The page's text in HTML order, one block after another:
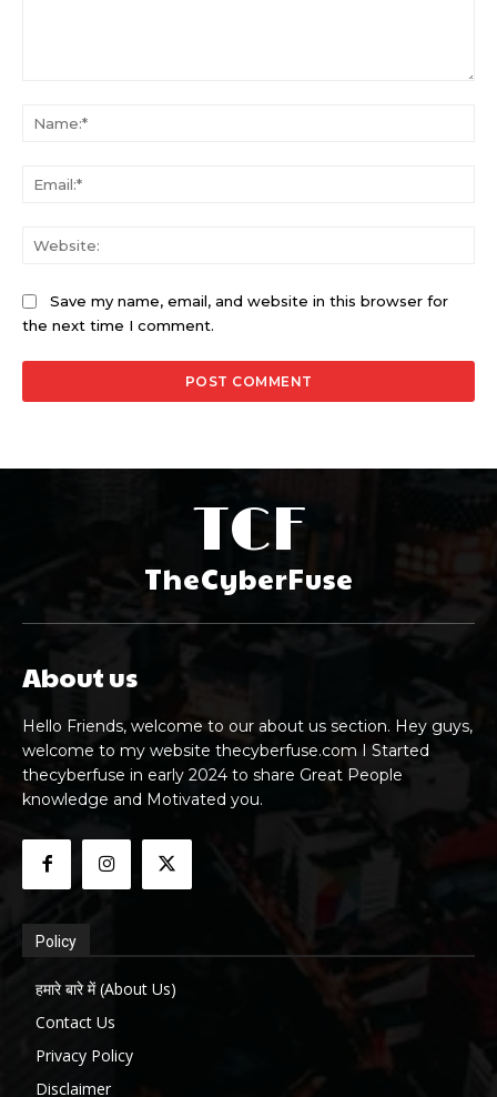
Save my name, email, and website in this browser for
the next time I comment.
TCF
TheCyberFuse
About us
Hello Friends, welcome to our about us section. Hey guys,
welcome to my website thecyberfuse.com I Started
thecyberfuse in early 2024 to share Great People
knowledge and Motivated you.
Policy
हमारे बारे में (About Us)
Contact Us
Privacy Policy
Disclaimer